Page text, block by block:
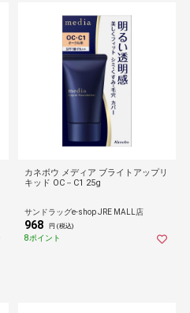
カネボウ メディア ブライトアップリ
キッド OC－C1 25g
サンドラッグe-shop JRE MALL店
968 円 (税込)
8ポイント